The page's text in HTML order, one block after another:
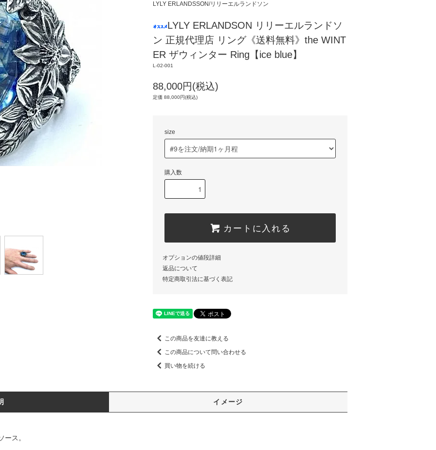
LYLY ERLANDSSON/リリーエルランドソン
LYLY ERLANDSON リリーエルランドソ
ン 正規代理店 リング《送料無料》the WINT
ER ザウィンター Ring【ice blue】
L-02-001
88,000円(税込)
定価 88,000円(税込)
size
購入数
カートに入れる
オプションの値段詳細
返品について
特定商取引法に基づく表記
この商品を友達に教える
この商品について問い合わせる
買い物を続ける
イメージ
ス。